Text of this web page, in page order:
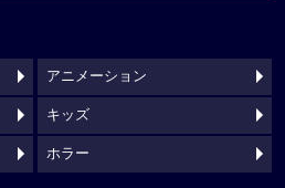
アニメーション
キッズ
ホラー